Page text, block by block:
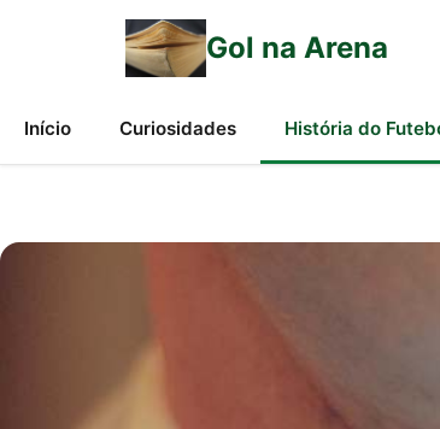
Gol na Arena
Início Curiosidades História do